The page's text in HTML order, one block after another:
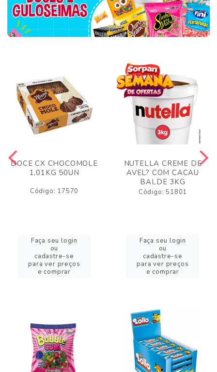
DOCE CX CHOCOMOLE
1,01KG 50UN
Código: 17570
Faça seu login
ou
cadastre-se
para ver preços
e comprar
NUTELLA CREME DE
AVEL? COM CACAU
BALDE 3KG
Código: 51801
Faça seu login
ou
cadastre-se
para ver preços
e comprar